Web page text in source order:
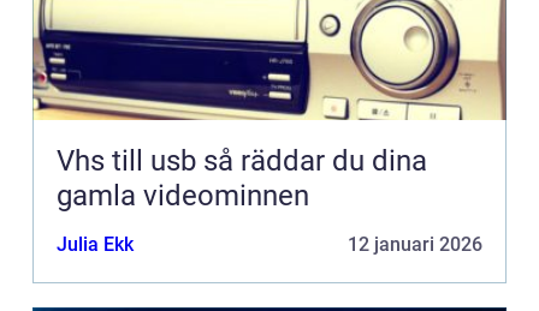
Vhs till usb så räddar du dina
gamla videominnen
Julia Ekk 12 januari 2026